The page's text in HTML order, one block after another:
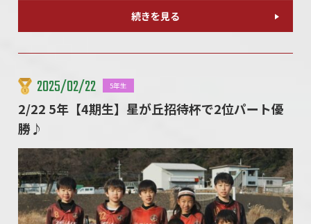
続きを見る
2025/02/22 5年生
2/22 5年【4期生】星が丘招待杯で2位パート優
勝♪